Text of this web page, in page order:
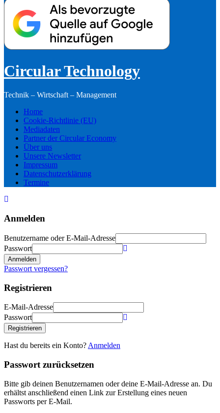
Circular Technology
Technik – Wirtschaft – Management
Home
Cookie-Richtlinie (EU)
Mediadaten
Partner der Circular Economy
Über uns
Unsere Newsletter
Impressum
Datenschutzerklärung
Termine
Anmelden
Benutzername oder E-Mail-Adresse
Passwort
Anmelden
Passwort vergessen?
Registrieren
E-Mail-Adresse
Passwort
Registrieren
Hast du bereits ein Konto? Anmelden
Passwort zurücksetzen
Bitte gib deinen Benutzernamen oder deine E-Mail-Adresse an. Du
erhältst anschließend einen Link zur Erstellung eines neuen
Passworts per E-Mail.